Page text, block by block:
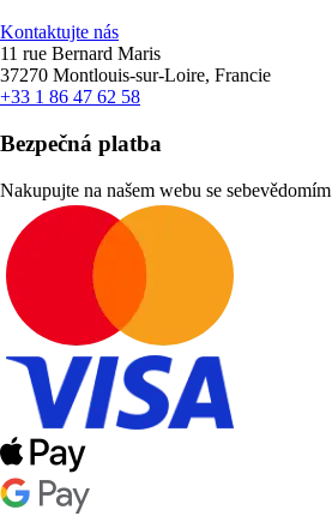
Kontaktujte nás
11 rue Bernard Maris
37270 Montlouis-sur-Loire, Francie
+33 1 86 47 62 58
Bezpečná platba
Nakupujte na našem webu se sebevědomím